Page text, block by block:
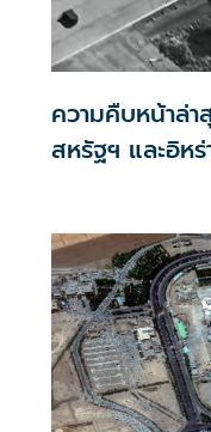
ความคืบหน้าล่า
สหรัฐฯ และอิหร่